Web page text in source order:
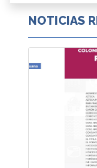
NOTICIAS